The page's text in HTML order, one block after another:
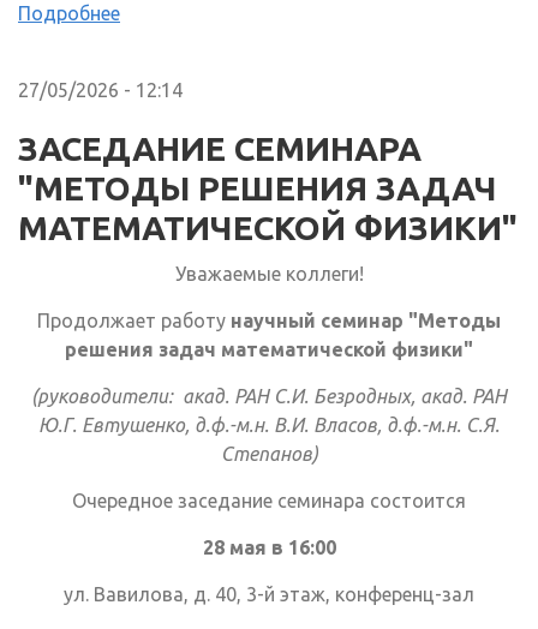
Подробнее
27/05/2026 - 12:14
ЗАСЕДАНИЕ СЕМИНАРА
"МЕТОДЫ РЕШЕНИЯ ЗАДАЧ
МАТЕМАТИЧЕСКОЙ ФИЗИКИ"
Уважаемые коллеги!
Продолжает работу научный семинар "Методы
решения задач математической физики"
(руководители: акад. РАН С.И. Безродных, акад. РАН
Ю.Г. Евтушенко, д.ф.-м.н. В.И. Власов, д.ф.-м.н. С.Я.
Степанов)
Очередное заседание семинара состоится
28 мая в 16:00
ул. Вавилова, д. 40, 3-й этаж, конференц-зал